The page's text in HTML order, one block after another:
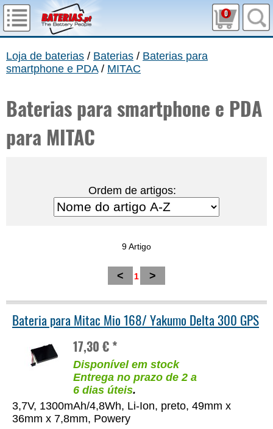
0
Loja de baterias / Baterias / Baterias para
smartphone e PDA/ MITAC
Baterias para smartphone e PDA
para MITAC
Ordem de artigos:
9 Artigo
< 1 >
Bateria para Mitac Mio 168/ Yakumo Delta 300 GPS
17,30 € *
Disponível em stock
Entrega no prazo de 2 a
6 dias úteis.
3,7V, 1300mAh/4,8Wh, Li-Ion, preto, 49mm x
36mm x 7,8mm, Powery